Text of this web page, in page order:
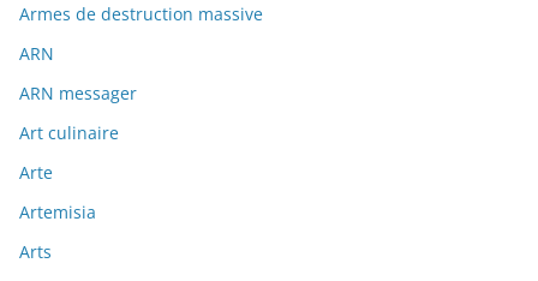
Armes de destruction massive
ARN
ARN messager
Art culinaire
Arte
Artemisia
Arts